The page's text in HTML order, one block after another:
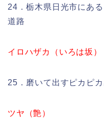
24．栃木県日光市にあ
道路
イロハザカ（いろは坂）
25．磨いて出すピカピ
ツヤ（艶）